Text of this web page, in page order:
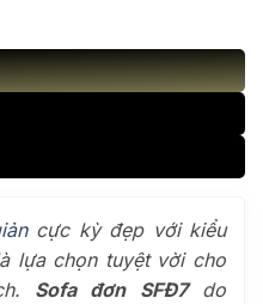
cực kỳ đẹp với kiểu
lựa chọn tuyệt vời cho
Sofa đơn SFĐ7do